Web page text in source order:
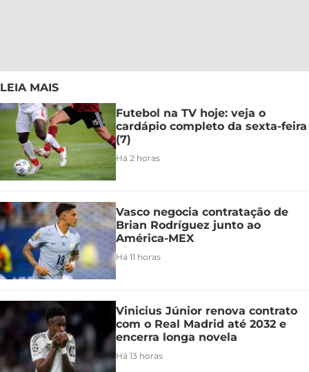
LEIA MAIS
Futebol na TV hoje: veja o
cardápio completo da sexta-feira
(7)
Há 2 horas
Vasco negocia contratação de
Brian Rodríguez junto ao
América-MEX
Há 11 horas
Vinicius Júnior renova contrato
com o Real Madrid até 2032 e
encerra longa novela
Há 13 horas